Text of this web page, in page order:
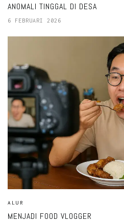
ANOMALI TINGGAL DI DESA
6 FEBRUARI 2026
ALUR
MENJADI FOOD VLOGGER